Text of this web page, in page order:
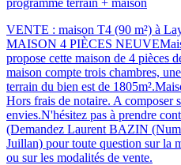
VENTE : maison T4 (90 m²) à
MAISON 4 PIÈCES
propose cette maison de 4 pièces
maison compte trois chambres,
terrain du bien est de
Hors frais de notaire. A composer
envies.N'hésitez pas à prendre
(Demandez Laurent BAZIN
Juillan) pour toute question sur la
ou sur les modalités de vente.